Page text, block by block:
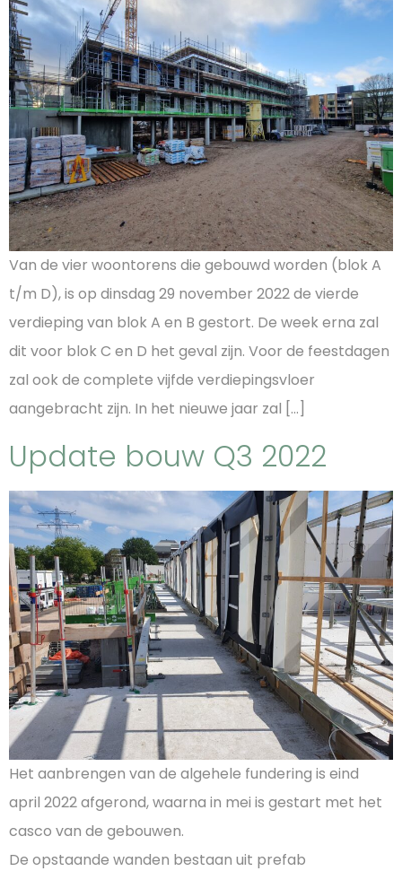
Van de vier woontorens die gebouwd worden (blok A
t/m D), is op dinsdag 29 november 2022 de vierde
verdieping van blok A en B gestort. De week erna zal
dit voor blok C en D het geval zijn. Voor de feestdagen
zal ook de complete vijfde verdiepingsvloer
aangebracht zijn. In het nieuwe jaar zal […]
Update bouw Q3 2022
Het aanbrengen van de algehele fundering is eind
april 2022 afgerond, waarna in mei is gestart met het
casco van de gebouwen.
De opstaande wanden bestaan uit prefab